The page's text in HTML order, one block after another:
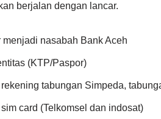
berjalan dengan lancar.
menjadi nasabah Bank Aceh
(KTP/Paspor)
tabungan Simpeda,
card (Telkomsel dan indosat)